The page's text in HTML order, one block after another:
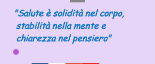
"Salute è solidità nel corpo,
stabilità nella mente e
chiarezza nel pensiero"